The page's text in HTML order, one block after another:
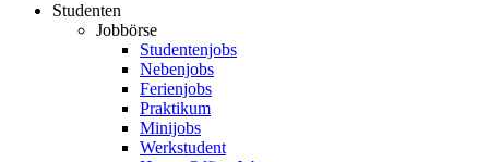
Studenten
Jobbörse
Studentenjobs
Nebenjobs
Ferienjobs
Praktikum
Minijobs
Werkstudent